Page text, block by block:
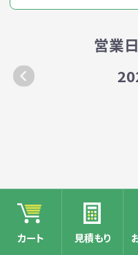
カート 見積もり
営業